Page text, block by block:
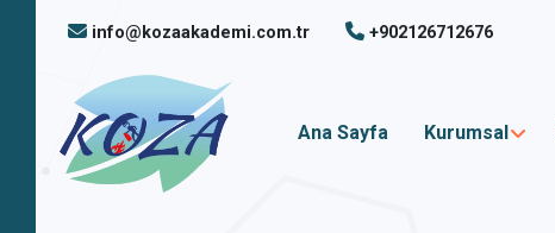
info@kozaakademi.com.tr +902126712676
Ana Sayfa Kurumsal